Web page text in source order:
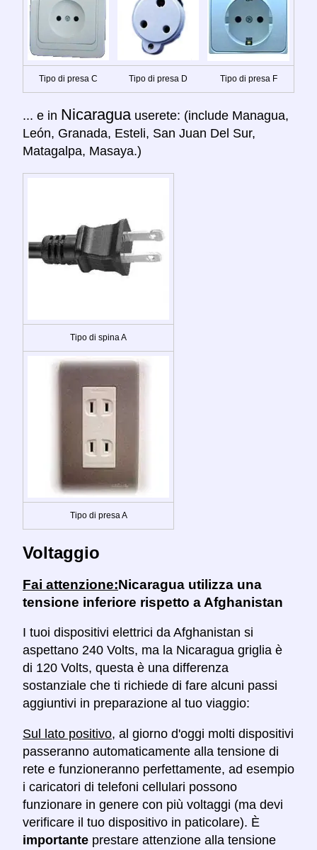
Tipo di presa C Tipo di presa D Tipo di presa F
... e in Nicaragua userete: (include Managua,
León, Granada, Esteli, San Juan Del Sur,
Matagalpa, Masaya.)
Tipo di spina A
Tipo di presa A
Voltaggio
Fai attenzione:Nicaragua utilizza una
tensione inferiore rispetto a Afghanistan
I tuoi dispositivi elettrici da Afghanistan si
aspettano 240 Volts, ma la Nicaragua griglia è
di 120 Volts, questa è una differenza
sostanziale che ti richiede di fare alcuni passi
aggiuntivi in preparazione al tuo viaggio:
Sul lato positivo, al giorno d'oggi molti dispositivi
passeranno automaticamente alla tensione di
rete e funzioneranno perfettamente, ad esempio
i caricatori di telefoni cellulari possono
funzionare in genere con più voltaggi (ma devi
verificare il tuo dispositivo in paticolare). È
importante prestare attenzione alla tensione